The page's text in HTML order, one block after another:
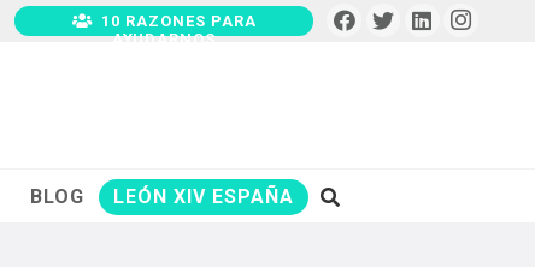
10 RAZONES PARA
AYUDARNOS
BLOG LEÓN XIV ESPAÑA